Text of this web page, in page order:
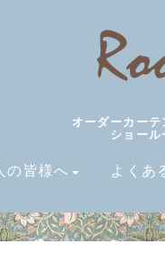
オーダーカー
ショール
の皆様へ よくあ